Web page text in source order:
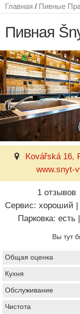
Главная / Пивные
Пивная
Kovářská 16,
www.snyt-
1 отзывов
Сервис: хороший |
Парковка: есть |
Вы тут
Общая оценка
Кухня
Обслуживание
Чистота